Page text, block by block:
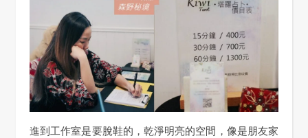
進到工作室是要脫鞋的，乾淨明亮的空間，像是朋友家